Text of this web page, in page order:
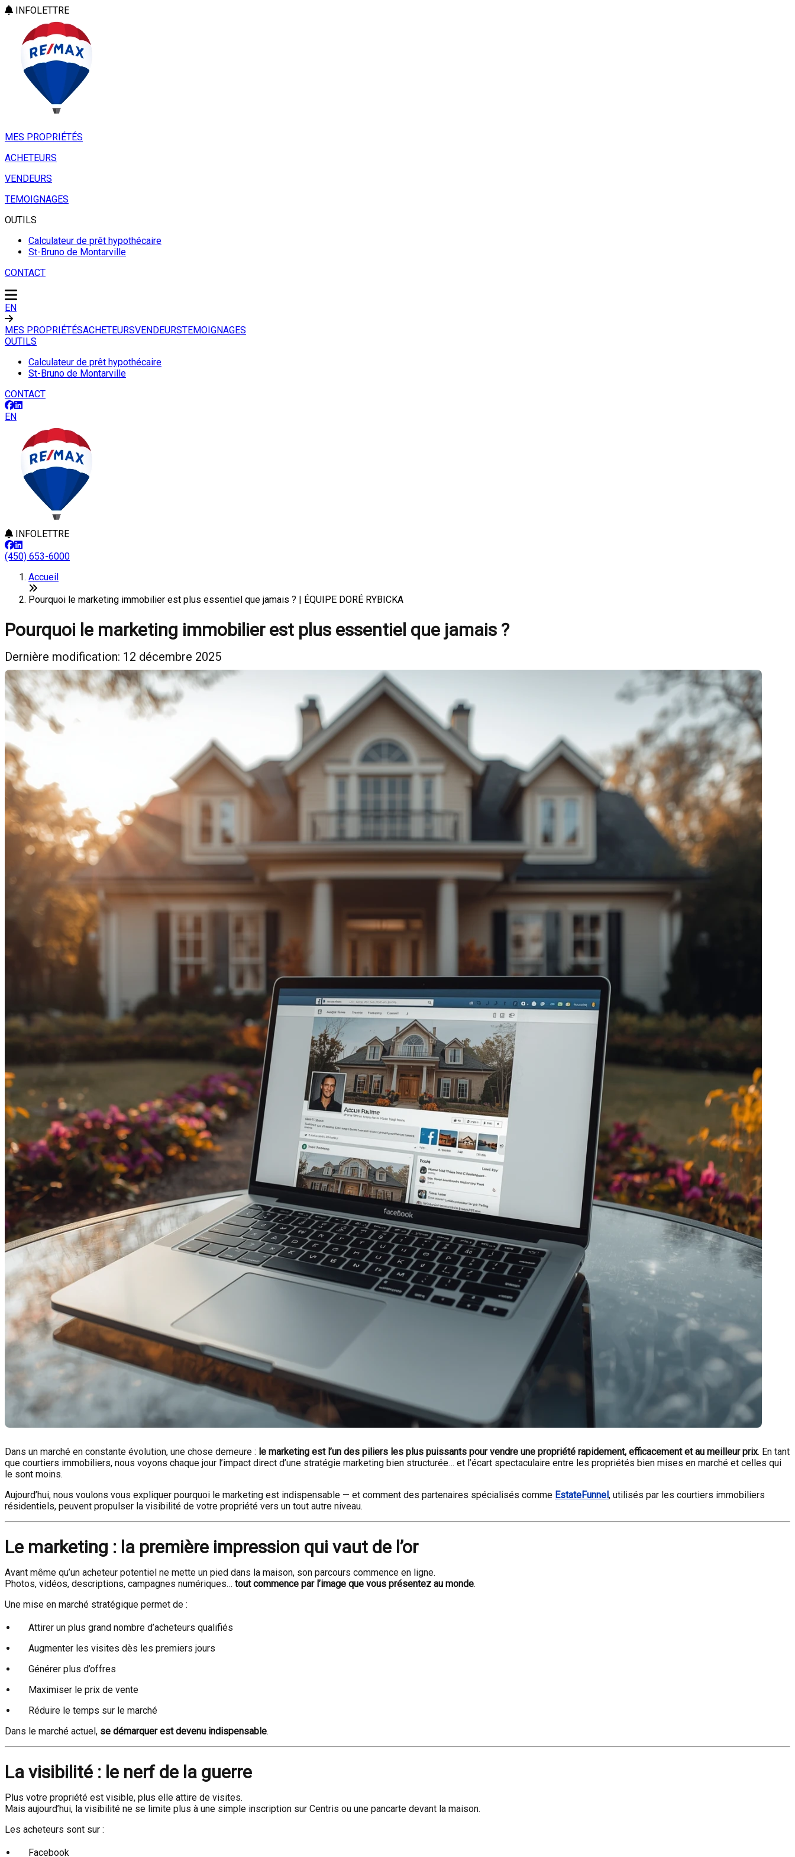
INFOLETTRE
MES PROPRIÉTÉS
ACHETEURS
VENDEURS
TEMOIGNAGES
OUTILS
Calculateur de prêt hypothécaire
St-Bruno de Montarville
CONTACT
EN
MES PROPRIÉTÉSACHETEURSVENDEURSTEMOIGNAGES
OUTILS
Calculateur de prêt hypothécaire
St-Bruno de Montarville
CONTACT
EN
INFOLETTRE
(450) 653-6000
Accueil
Pourquoi le marketing immobilier est plus essentiel que jamais ? | ÉQUIPE DORÉ RYBICKA
Pourquoi le marketing immobilier est plus essentiel que jamais ?
Dernière modification: 12 décembre 2025
Dans un marché en constante évolution, une chose demeure : le marketing est l’un des piliers les plus puissants pour vendre une propriété rapidement, efficacement et au meilleur prix. En tant
que courtiers immobiliers, nous voyons chaque jour l’impact direct d’une stratégie marketing bien structurée… et l’écart spectaculaire entre les propriétés bien mises en marché et celles qui
le sont moins.
Aujourd’hui, nous voulons vous expliquer pourquoi le marketing est indispensable — et comment des partenaires spécialisés comme EstateFunnel, utilisés par les courtiers immobiliers
résidentiels, peuvent propulser la visibilité de votre propriété vers un tout autre niveau.
Le marketing : la première impression qui vaut de l’or
Avant même qu’un acheteur potentiel ne mette un pied dans la maison, son parcours commence en ligne.
Photos, vidéos, descriptions, campagnes numériques… tout commence par l’image que vous présentez au monde.
Une mise en marché stratégique permet de :
Attirer un plus grand nombre d’acheteurs qualifiés
Augmenter les visites dès les premiers jours
Générer plus d’offres
Maximiser le prix de vente
Réduire le temps sur le marché
Dans le marché actuel, se démarquer est devenu indispensable.
La visibilité : le nerf de la guerre
Plus votre propriété est visible, plus elle attire de visites.
Mais aujourd’hui, la visibilité ne se limite plus à une simple inscription sur Centris ou une pancarte devant la maison.
Les acheteurs sont sur :
Facebook